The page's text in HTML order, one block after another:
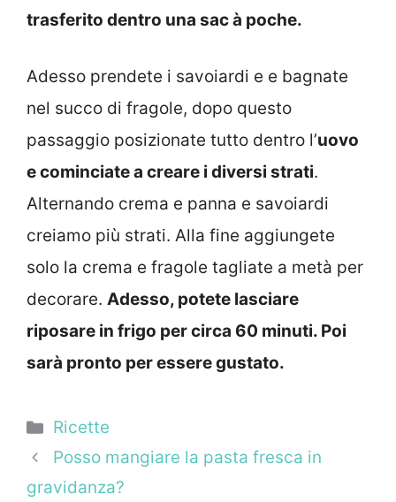
trasferito dentro una sac à poche.
Adesso prendete i savoiardi e e bagnate
nel succo di fragole, dopo questo
passaggio posizionate tutto dentro l’uovo
e cominciate a creare i diversi strati.
Alternando crema e panna e savoiardi
creiamo più strati. Alla fine aggiungete
solo la crema e fragole tagliate a metà per
decorare. Adesso, potete lasciare
riposare in frigo per circa 60 minuti. Poi
sarà pronto per essere gustato.
Categorie
Ricette
Posso mangiare la pasta fresca in
gravidanza?